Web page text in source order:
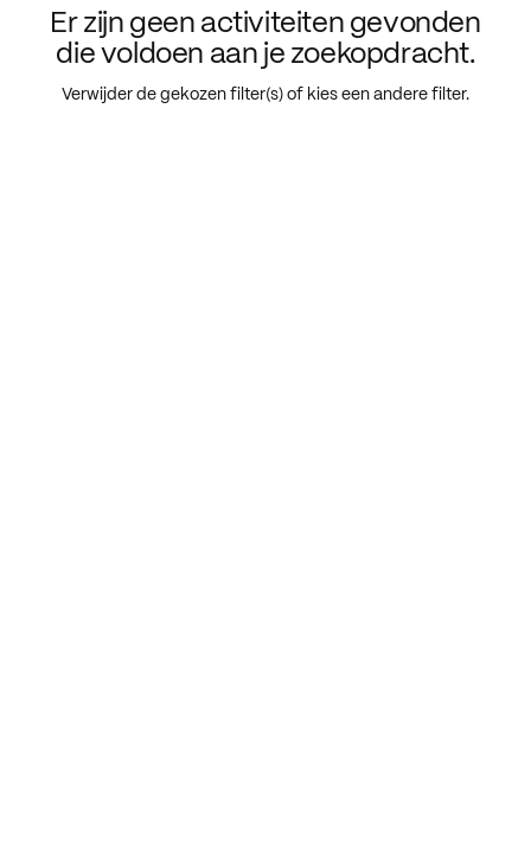
Er zijn geen activiteiten gevonden
die voldoen aan je zoekopdracht.
Verwijder de gekozen filter(s) of kies een andere filter.